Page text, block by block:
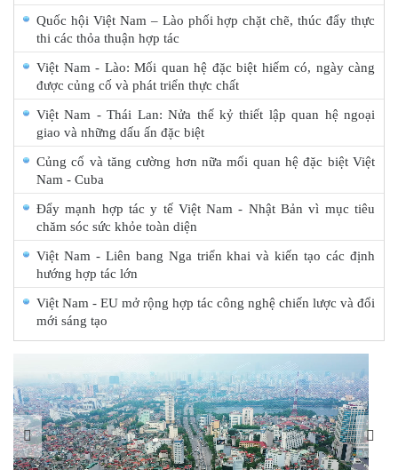
Quốc hội Việt Nam – Lào phối hợp chặt chẽ, thúc đẩy thực
thi các thỏa thuận hợp tác
Việt Nam - Lào: Mối quan hệ đặc biệt hiếm có, ngày càng
được củng cố và phát triển thực chất
Việt Nam - Thái Lan: Nửa thế kỷ thiết lập quan hệ ngoại
giao và những dấu ấn đặc biệt
Củng cố và tăng cường hơn nữa mối quan hệ đặc biệt Việt
Nam - Cuba
Đẩy mạnh hợp tác y tế Việt Nam - Nhật Bản vì mục tiêu
chăm sóc sức khỏe toàn diện
Việt Nam - Liên bang Nga triển khai và kiến tạo các định
hướng hợp tác lớn
Việt Nam - EU mở rộng hợp tác công nghệ chiến lược và đổi
mới sáng tạo